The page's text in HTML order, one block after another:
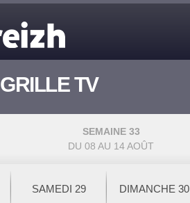
GRILLE TV
SEMAINE 33
DU 08 AU 14 AOÛT
SAMEDI 29 DIMANCHE 30